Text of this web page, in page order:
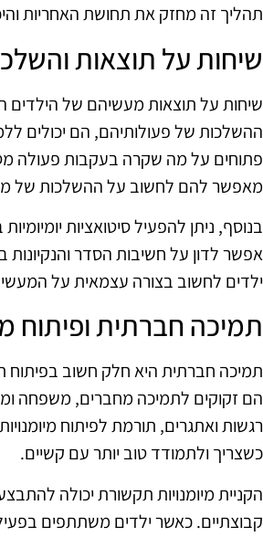
תהליך זה מחזק את תחושת האחריות
שיחות על תוצאות
שיחות על תוצאות מעשיהם של הילדים
ההשלכות של פעולותיהם, הם יכולים
פתוחים על מה שקרה בעקבות פעולה
מאפשר להם לחשוב על ההשלכות של
בנוסף, ניתן להפעיל סיטואציות
אפשר לדון על חשיבות הסדר והנקיונות
ילדים לחשוב בצורה עצמאית על
תמיכה חברתית ופיתוח
תמיכה חברתית היא חלק חשוב בפיתוח
הם זקוקים לתמיכה מחברים, משפחה
רגשות ואתגרים, תורמת לפיתוח
כשצריך ולתמודד טוב יותר עם קשיים.
הקניית מיומנויות תקשורת יכולה
קבוצתיים. כאשר ילדים משתתפים